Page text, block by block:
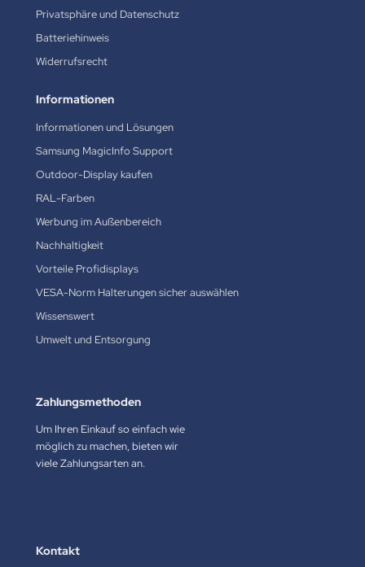
Privatsphäre und Datenschutz
Batteriehinweis
Widerrufsrecht
Informationen
Informationen und Lösungen
Samsung MagicInfo Support
Outdoor-Display kaufen
RAL-Farben
Werbung im Außenbereich
Nachhaltigkeit
Vorteile Profidisplays
VESA-Norm Halterungen sicher auswählen
Wissenswert
Umwelt und Entsorgung
Zahlungsmethoden
Um Ihren Einkauf so einfach wie
möglich zu machen, bieten wir
viele Zahlungsarten an.
Kontakt